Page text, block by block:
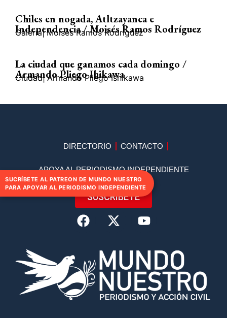
Chiles en nogada, Atltzayanca e
Independencia / Moisés Ramos Rodríguez
Galería| Moisés Ramos Rodríguez
La ciudad que ganamos cada domingo /
Armando Pliego Ihikawa
Ciudad| Armando Pliego Ishikawa
DIRECTORIO CONTACTO
APOYA AL PERIODISMO INDEPENDIENTE
SUSCRIBETE
SUCRÍBETE AL PATREON DE MUNDO NUESTRO
PARA APOYAR AL PERIODISMO INDEPENDIENTE